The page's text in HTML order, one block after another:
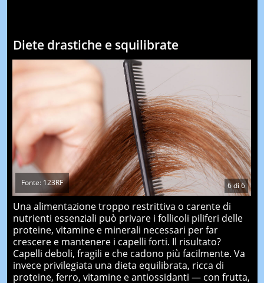
Diete drastiche e squilibrate
6di6
Fonte: 123RF
Una alimentazione troppo restrittiva o carente di
nutrienti essenziali può privare i follicoli piliferi delle
proteine, vitamine e minerali necessari per far
crescere e mantenere i capelli forti. Il risultato?
Capelli deboli, fragili e che cadono più facilmente. Va
invece privilegiata una dieta equilibrata, ricca di
proteine, ferro, vitamine e antiossidanti — con frutta,